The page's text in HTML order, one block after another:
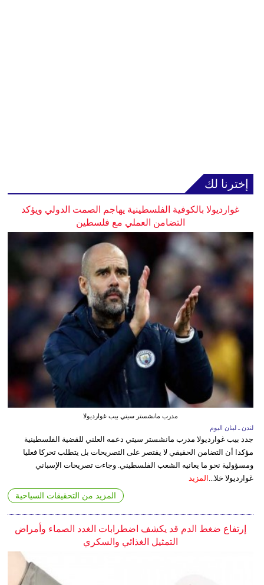
إخترنا لك
غوارديولا بالكوفية الفلسطينية يهاجم الصمت الدولي ويؤكد
التضامن العملي مع فلسطين
مدرب مانشستر سيتي بيب غوارديولا
لندن ـ لبنان اليوم
جدد بيب غوارديولا مدرب مانشستر سيتي دعمه العلني للقضية الفلسطينية
مؤكدا أن التضامن الحقيقي لا يقتصر على التصريحات بل يتطلب تحركا فعليا
ومسؤولية نحو ما يعانيه الشعب الفلسطيني. وجاءت تصريحات الإسباني
غوارديولا خلا...
المزيد
المزيد من التحقيقات السياحية
إرتفاع ضغط الدم قد يكشف اضطرابات الغدد الصماء وأمراض
التمثيل الغذائي والسكري